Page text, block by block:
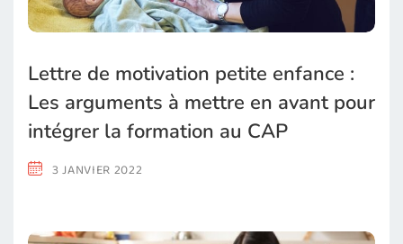
Lettre de motivation petite enfance :
Les arguments à mettre en avant pour
intégrer la formation au CAP
3 JANVIER 2022